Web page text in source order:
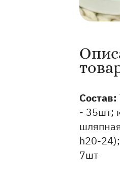
Состав:
- 35шт;
h20-
7шт